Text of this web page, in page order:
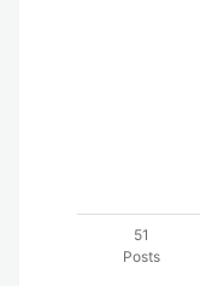
51
Posts